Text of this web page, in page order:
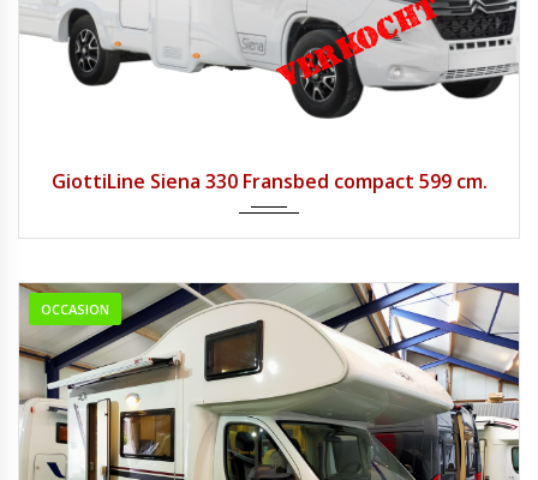
GiottiLine Siena 330 Fransbed compact 599 cm.
OCCASION